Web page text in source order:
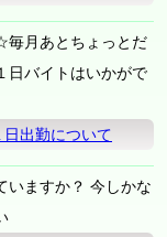
月あとちょっとだ
日バイトはいかがで
出勤について
いますか？ 今しかな